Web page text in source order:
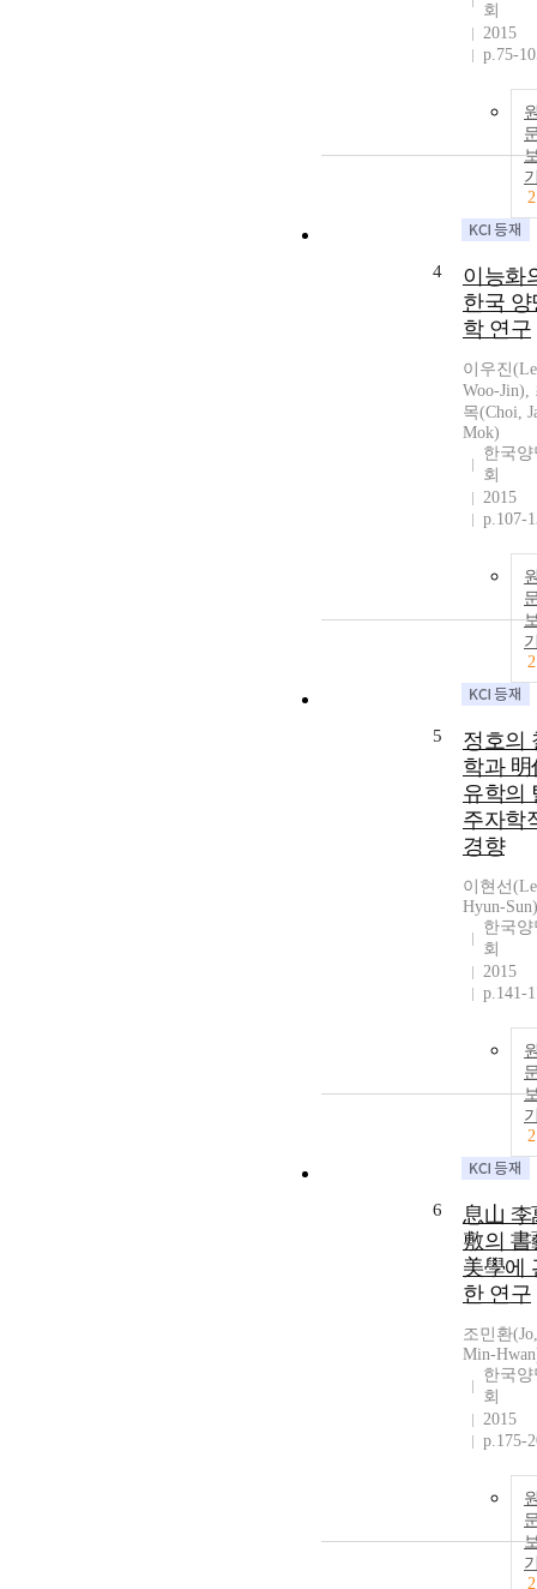
회
2015
p.75-
2
4
이능화
한국 양
학 연구
이우진
Woo-Jin),
목(Choi,
Mok)
한국
회
2015
p.107-
2
5
정호의
학과 明
유학의
주자학
경향
이현선
Hyun-Sun)
한국
회
2015
p.141-
2
6
息山 李
敷의 書
美學에
한 연구
조민환(Jo,
Min-
한국
회
2015
p.175-
2